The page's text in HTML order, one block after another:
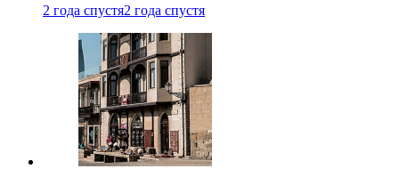
2 года спустя2 года спустя